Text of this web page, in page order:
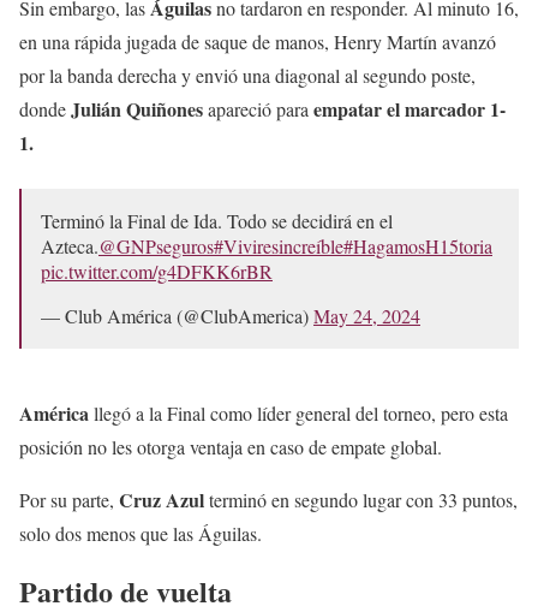
Sin embargo, lasÁguilasno tardaron en responder. Al minuto 16,
en una rápida jugada de saque de manos, Henry Martín avanzó
por la banda derecha y envió una diagonal al segundo poste,
dondeJulián Quiñonesapareció para empatar el marcador 1-
1.
Terminó la Final de Ida. Todo se decidirá en el
Azteca.@GNPseguros#Viviresincreíble#HagamosH15toria
pic.twitter.com/g4DFKK6rBR
— Club América (@ClubAmerica)May 24, 2024
Américallegó a la Final como líder general del torneo, pero esta
posición no les otorga ventaja en caso de empate global.
Por su parte, Cruz Azulterminó en segundo lugar con 33 puntos,
solo dos menos que las Águilas.
Partido de vuelta